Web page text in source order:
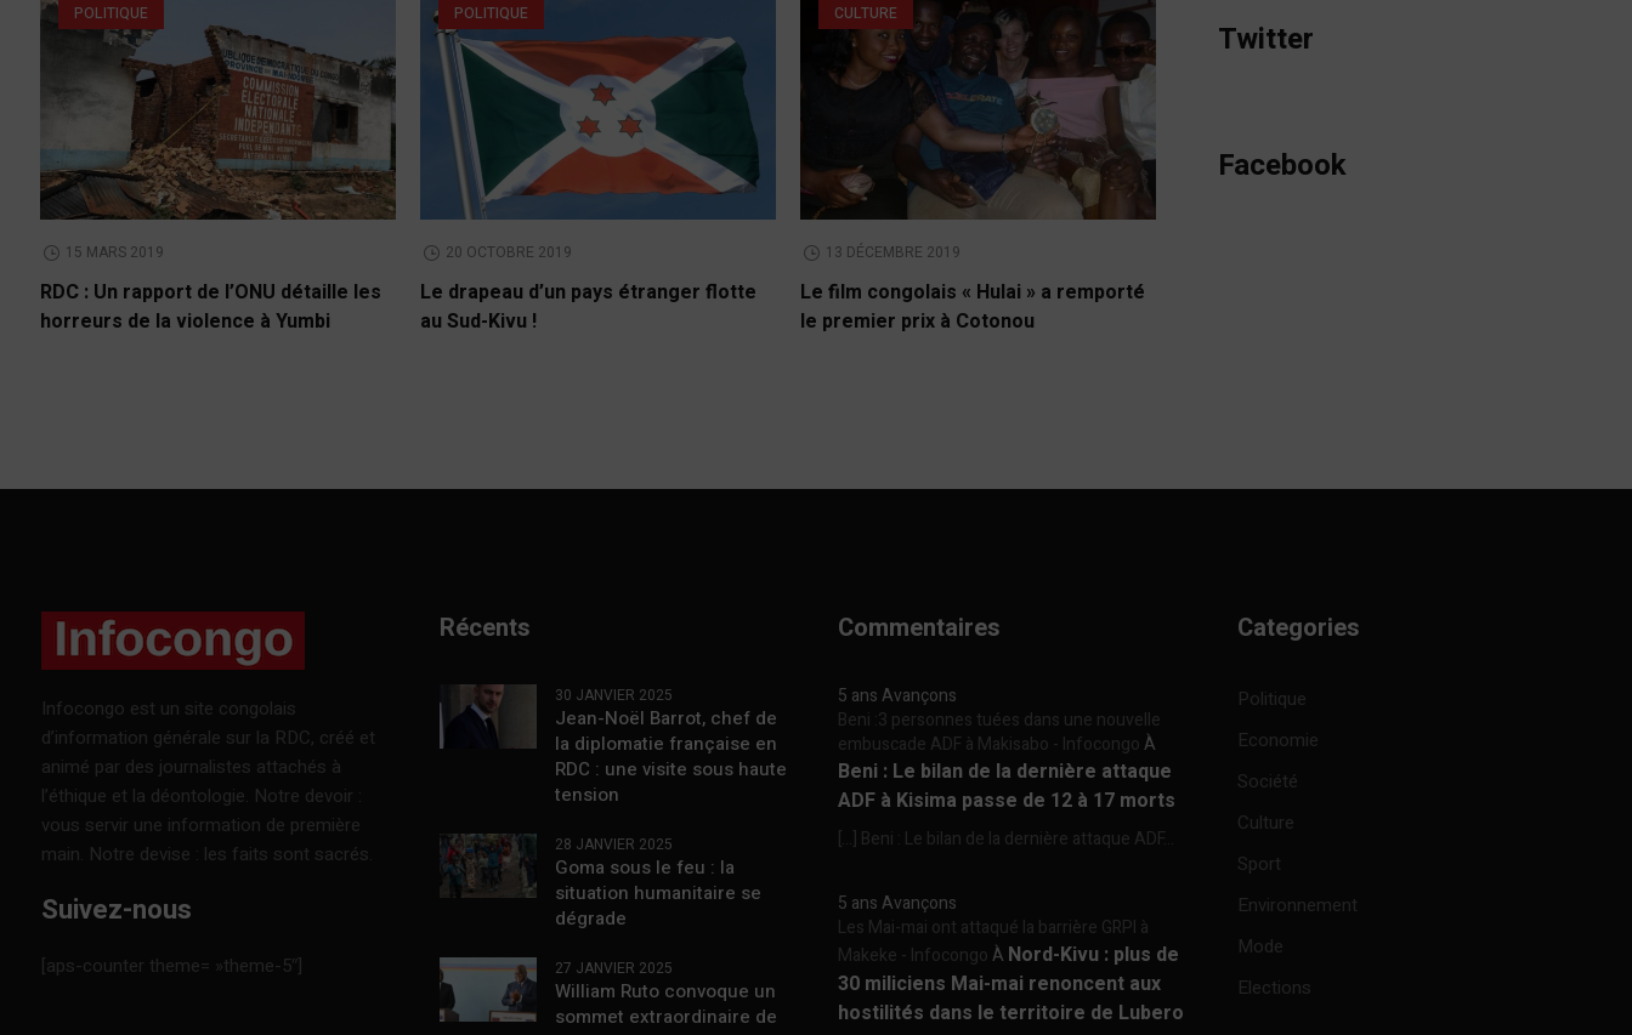
POLITIQUE
15 MARS 2019
RDC : Un rapport de l’ONU détaille les
horreurs de la violence à Yumbi
POLITIQUE
20 OCTOBRE 2019
Le drapeau d’un pays étranger flotte
au Sud-Kivu !
CULTURE
13 DÉCEMBRE 2019
Le film congolais « Hulai » a remporté
le premier prix à Cotonou
Twitter
Facebook
Infocongo est un site congolais
d’information générale sur la RDC, créé et
animé par des journalistes attachés à
l’éthique et la déontologie. Notre devoir :
vous servir une information de première
main. Notre devise : les faits sont sacrés.
Suivez-nous
[aps-counter theme= »theme-5″]
Récents
30 JANVIER 2025
Jean-Noël Barrot, chef de
la diplomatie française en
RDC : une visite sous haute
tension
28 JANVIER 2025
Goma sous le feu : la
situation humanitaire se
dégrade
27 JANVIER 2025
William Ruto convoque un
sommet extraordinaire de
Commentaires
5 ans Avançons
Beni :3 personnes tuées dans une nouvelle
embuscade ADF à Makisabo - InfocongoÀ
Beni : Le bilan de la dernière attaque
ADF à Kisima passe de 12 à 17 morts
[…] Beni : Le bilan de la dernière attaque ADF...
5 ans Avançons
Les Mai-mai ont attaqué la barrière GRPI à
Makeke - InfocongoÀ Nord-Kivu : plus de
30 miliciens Mai-mai renoncent aux
hostilités dans le territoire de Lubero
Categories
Politique
Economie
Société
Culture
Sport
Environnement
Mode
Elections